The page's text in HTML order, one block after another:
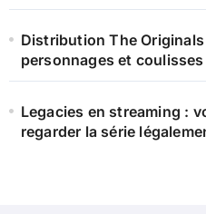
Distribution The
personnages et
Legacies en streaming :
regarder la série